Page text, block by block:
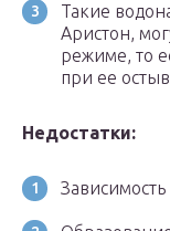
Такие
Аристон,
режиме, то
при ее
Недостатки: